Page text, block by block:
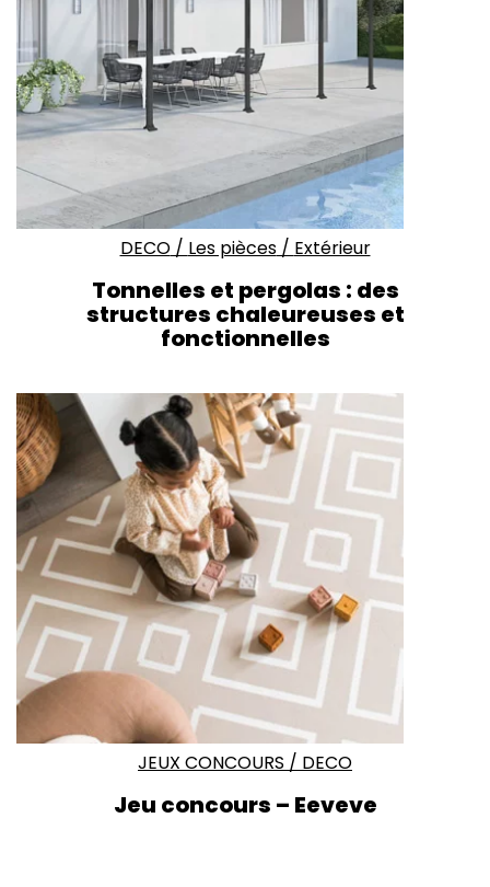
DECO/ Les pièces/ Extérieur
Tonnelles et pergolas : des
structures chaleureuses et
fonctionnelles
JEUX CONCOURS / DECO
Jeu concours – Eeveve